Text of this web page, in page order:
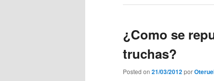
¿Como se
truchas?
Posted on 21/03/2012por